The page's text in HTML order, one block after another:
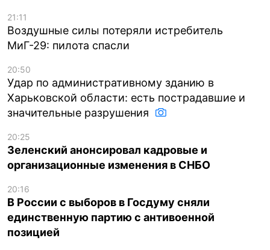
21:11
Воздушные силы потеряли истребитель
МиГ-29: пилота спасли
20:50
Удар по административному зданию в
Харьковской области: есть пострадавшие и
значительные разрушения
20:25
Зеленский анонсировал кадровые и
организационные изменения в СНБО
20:16
В России с выборов в Госдуму сняли
единственную партию с антивоенной
позицией